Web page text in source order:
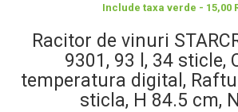
Include taxa verde - 15,00
Racitor de vinuri
9301, 93 l, 34 sticle,
temperatura digital,
sticla, H 84.5 cm,